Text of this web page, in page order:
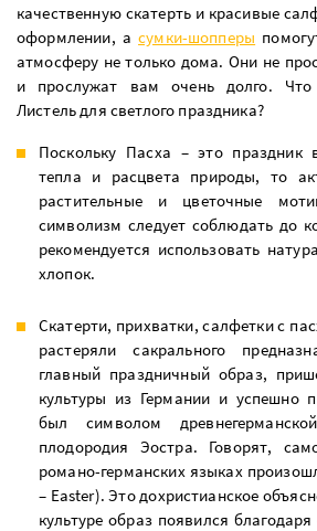
качественную скатерть и красивые
оформлении, асумки-шопперы
атмосферу не только дома. Они не
и прослужат вам очень долго. Что
Листель для светлого праздника?
Поскольку Пасха – это праздник
тепла и расцвета природы, то
растительные и цветочные
символизм следует соблюдать до
рекомендуется использовать
хлопок.
Скатерти, прихватки, салфетки с
растеряли сакрального
главный праздничный образ,
культуры из Германии и успешно
был символом
плодородия Эостра. Говорят,
романо-германских языках
– Easter). Это дохристианское
культуре образ появился